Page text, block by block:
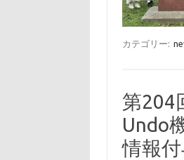
カテゴリー:
第204
Undo
情報